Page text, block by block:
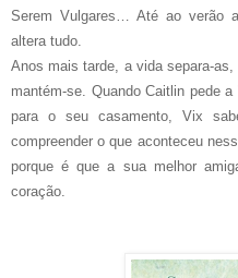
Serem Vulgares… Até ao verão
altera tudo.
Anos mais tarde, a vida separa-
mantém-se. Quando Caitlin pede
para o seu casamento, Vix
compreender o que aconteceu
porque é que a sua melhor
coração.